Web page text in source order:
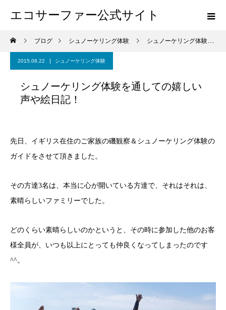
エコサーファー公式サイト
ブログ シュノーケリング体験 シュノーケリング体験を通しての嬉しい声や絵日記！
2015.08.22 シュノーケリング体験
シュノーケリング体験を通しての嬉しい
声や絵日記！
先日、イギリス在住のご家族の磯観察＆シュノーケリング体験の
ガイドをさせて頂きました。
その方達3名は、本当に心が開いている方達で、それはそれは、
素晴らしいファミリーでした。
どのくらい素晴らしいのかというと、その時に参加した他のお客
様全員が、いつも以上にとっても仲良くなってしまったのです
^^。